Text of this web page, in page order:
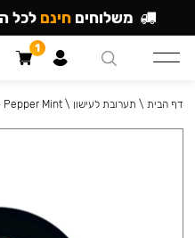
דף הבית \ תערובת לעישון \
Pepper Mint
משלוחים חינם לכל
1